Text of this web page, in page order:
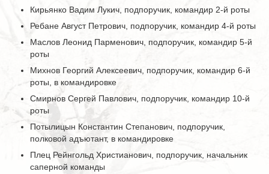
Кирьянко Вадим Лукич, подпоручик, командир 2-й роты
Ребане Август Петрович, подпоручик, командир 4-й роты
Маслов Леонид Парменович, подпоручик, командир 5-й
роты
Михнов Георгий Алексеевич, подпоручик, командир 6-й
роты, в командировке
Смирнов Сергей Павлович, подпоручик, командир 10-й
роты
Потылицын Константин Степанович, подпоручик,
полковой адъютант, в командировке
Плец Рейнгольд Христианович, подпоручик, начальник
саперной команды